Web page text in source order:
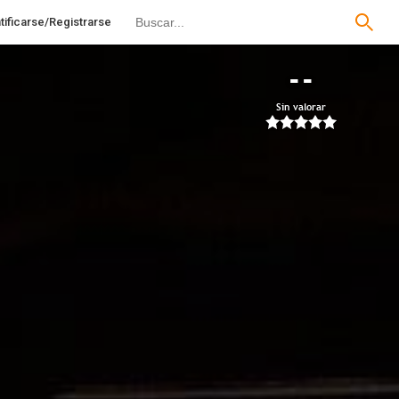
Registrarse
--
Sin valorar